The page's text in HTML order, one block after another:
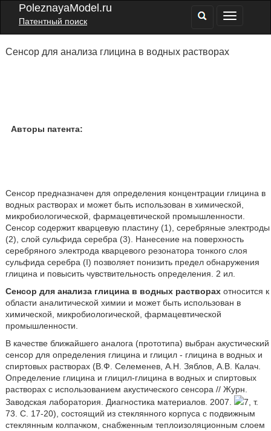
PoleznayaModel.ru
Патентный поиск
Сенсор для анализа глицина в водных растворах
Авторы патента:
Сенсор предназначен для определения концентрации глицина в
водных растворах и может быть использован в химической,
микробиологической, фармацевтической промышленности.
Сенсор содержит кварцевую пластину (1), серебряные электроды
(2), слой сульфида серебра (3). Нанесение на поверхность
серебряного электрода кварцевого резонатора тонкого слоя
сульфида серебра (I) позволяет понизить предел обнаружения
глицина и повысить чувствительность определения. 2 ил.
Сенсор для анализа глицина в водных растворахотносится к
области аналитической химии и может быть использован в
химической, микробиологической, фармацевтической
промышленности.
В качестве ближайшего аналога (прототипа) выбран акустический
сенсор для определения глицина и глицил - глицина в водных и
спиртовых растворах (В.Ф. Селеменев, А.Н. Зяблов, А.В. Калач.
Определение глицина и глицил-глицина в водных и спиртовых
растворах с использованием акустического сенсора // Журн.
Заводская лаборатория. Диагностика материалов. 2007.
7, т.
73. С. 17-20), состоящий из стеклянного корпуса с подвижным
стеклянным колпачком, снабженным теплоизоляционным слоем